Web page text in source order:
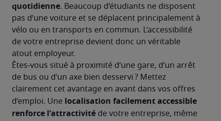
quotidienne. Beaucoup d’étudiants ne disposent
pas d’une voiture et se déplacent principalement à
vélo ou en transports en commun. L’accessibilité
de votre entreprise devient donc un véritable
atout employeur.
Êtes‑vous situé à proximité d’une gare, d’un arrêt
de bus ou d’un axe bien desservi ? Mettez
clairement cet avantage en avant dans vos offres
d’emploi. Une localisation facilement accessible
renforce l’attractivité de votre entreprise, même